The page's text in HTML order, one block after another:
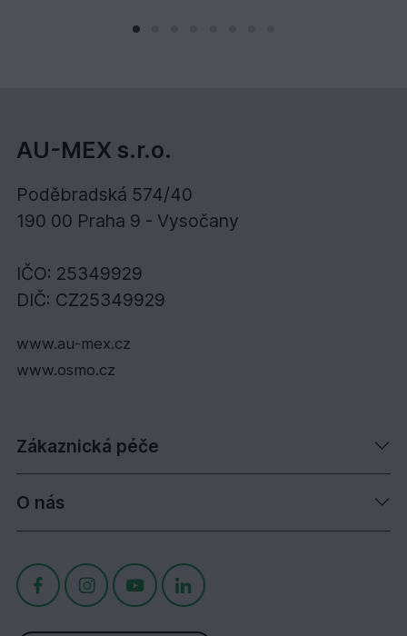
AU-MEX s.r.o.
Poděbradská 574/40
190 00 Praha 9 - Vysočany
IČO: 25349929
DIČ: CZ25349929
www.au-mex.cz
www.osmo.cz
Zákaznická péče
O nás